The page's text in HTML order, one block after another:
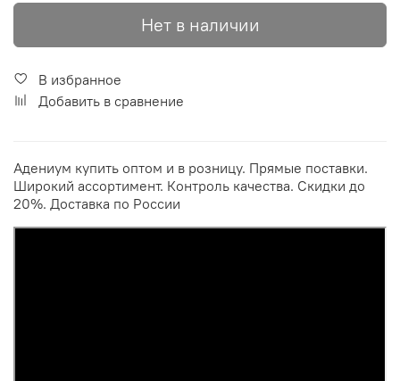
Нет в наличии
В избранное
Добавить в сравнение
Адениум купить оптом и в розницу. Прямые поставки.
Широкий ассортимент. Контроль качества. Скидки до
20%. Доставка по России